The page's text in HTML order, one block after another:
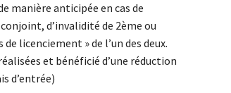
manière anticipée en cas de
d’invalidité de 2ème ou
licenciement » de l’un des deux.
et bénéficié d’une réduction
d’entrée)